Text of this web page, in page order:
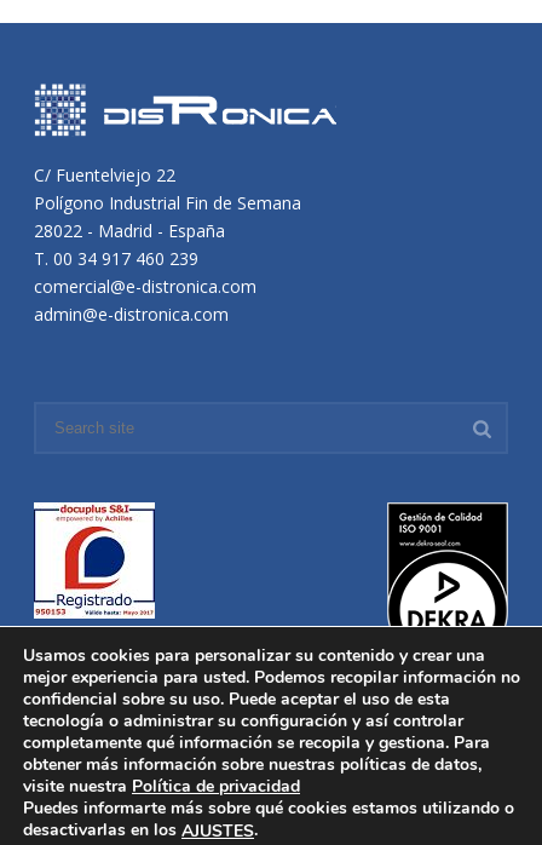
C/ Fuentelviejo 22
Polígono Industrial Fin de Semana
28022 - Madrid - España
T. 00 34 917 460 239
comercial@e-distronica.com
admin@e-distronica.com
Distronica © 2016 Todos los derechos reservados.Aviso legal
Política de privacidad|Política de Cookies
Desarrollado porNucleosoft
Inicio
Quiénes Somos
Usamos cookies para personalizar su contenido y crear una
mejor experiencia para usted. Podemos recopilar información no
confidencial sobre su uso. Puede aceptar el uso de esta
tecnología o administrar su configuración y así controlar
completamente qué información se recopila y gestiona. Para
obtener más información sobre nuestras políticas de datos,
visite nuestra Política de privacidad
Puedes informarte más sobre qué cookies estamos utilizando o
desactivarlas en los AJUSTES.